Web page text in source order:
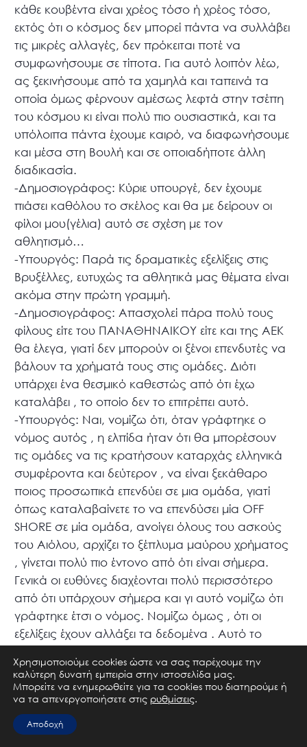
κάθε κουβέντα είναι χρέος τόσο ή χρέος τόσο,
εκτός ότι ο κόσμος δεν μπορεί πάντα να συλλάβει
τις μικρές αλλαγές, δεν πρόκειται ποτέ να
συμφωνήσουμε σε τίποτα. Για αυτό λοιπόν λέω,
ας ξεκινήσουμε από τα χαμηλά και ταπεινά τα
οποία όμως φέρνουν αμέσως λεφτά στην τσέπη
του κόσμου κι είναι πολύ πιο ουσιαστικά, και τα
υπόλοιπα πάντα έχουμε καιρό, να διαφωνήσουμε
και μέσα στη Βουλή και σε οποιαδήποτε άλλη
διαδικασία.
-Δημοσιογράφος: Κύριε υπουργέ, δεν έχουμε
πιάσει καθόλου το σκέλος και θα με δείρουν οι
φίλοι μου(γέλια) αυτό σε σχέση με τον
αθλητισμό…
-Υπουργός: Παρά τις δραματικές εξελίξεις στις
Βρυξέλλες, ευτυχώς τα αθλητικά μας θέματα είναι
ακόμα στην πρώτη γραμμή.
-Δημοσιογράφος: Απασχολεί πάρα πολύ τους
φίλους είτε του ΠΑΝΑΘΗΝΑΙΚΟΥ είτε και της ΑΕΚ
θα έλεγα, γιατί δεν μπορούν οι ξένοι επενδυτές να
βάλουν τα χρήματά τους στις ομάδες. Διότι
υπάρχει ένα θεσμικό καθεστώς από ότι έχω
καταλάβει , το οποίο δεν το επιτρέπει αυτό.
-Υπουργός: Ναι, νομίζω ότι, όταν γράφτηκε ο
νόμος αυτός , η ελπίδα ήταν ότι θα μπορέσουν
τις ομάδες να τις κρατήσουν καταρχάς ελληνικά
συμφέροντα και δεύτερον , να είναι ξεκάθαρο
ποιος προσωπικά επενδύει σε μια ομάδα, γιατί
όπως καταλαβαίνετε το να επενδύσει μία OFF
SHORE σε μία ομάδα, ανοίγει όλους του ασκούς
του Αιόλου, αρχίζει το ξέπλυμα μαύρου χρήματος
, γίνεται πολύ πιο έντονο από ότι είναι σήμερα.
Γενικά οι ευθύνες διαχέονται πολύ περισσότερο
από ότι υπάρχουν σήμερα και γι αυτό νομίζω ότι
γράφτηκε έτσι ο νόμος. Νομίζω όμως , ότι οι
εξελίξεις έχουν αλλάξει τα δεδομένα . Αυτό το
άνθρωποι οι οποίοι επενδύουν στην ομάδα είναι
φερέγγυοι και θέλουν το καλό του ποδοσφαίρου
και όχι το καλό μιας ευκαιριακής σχέσης μαζί του
. Όταν είχε έρθει στην Ελλάδα ο Πλατινί , μας έλεγε
Χρησιμοποιούμε cookies ώστε να σας παρέχουμε την
καλύτερη δυνατή εμπειρία στην ιστοσελίδα μας.
Μπορείτε να ενημερωθείτε για τα cookies που διατηρούμε ή
να τα απενεργοποιήσετε στις ρυθμίσεις.
Αποδοχή